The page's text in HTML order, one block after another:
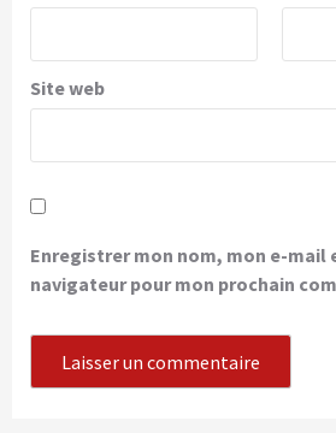
Site web
Enregistrer mon nom, mon e-mail
navigateur pour mon prochain